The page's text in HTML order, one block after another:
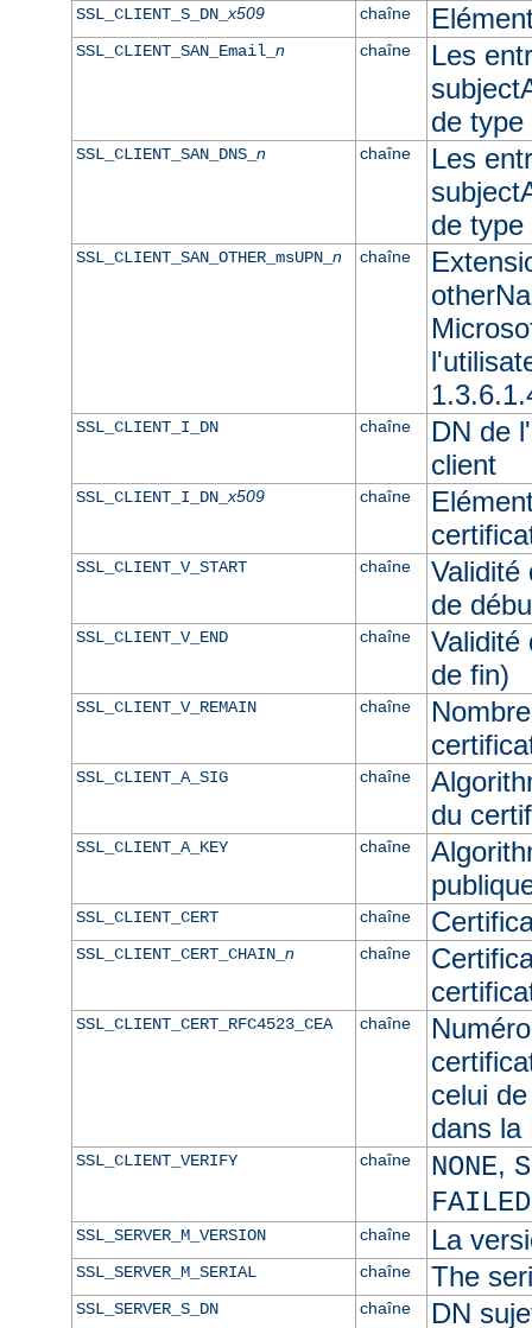
SSL_CLIENT_S_DN_x509 chaîne
SSL_CLIENT_SAN_Email_ n chaîne
Les
de type
SSL_CLIENT_SAN_DNS_ n chaîne
Les
de type
SSL_CLIENT_SAN_OTHER_msUPN_ n chaîne
SSL_CLIENT_I_DN chaîne
DN de
client
SSL_CLIENT_I_DN_x509 chaîne
SSL_CLIENT_V_START chaîne
Validité
de
SSL_CLIENT_V_END chaîne
Validité
de fin)
SSL_CLIENT_V_REMAIN chaîne
SSL_CLIENT_A_SIG chaîne
du
SSL_CLIENT_A_KEY chaîne
SSL_CLIENT_CERT chaîne
SSL_CLIENT_CERT_CHAIN_ n chaîne
SSL_CLIENT_CERT_RFC4523_CEA chaîne
celui
dans la
SSL_CLIENT_VERIFY chaîne NONE,
SSL_SERVER_M_VERSION chaîne La
SSL_SERVER_M_SERIAL chaîne The
SSL_SERVER_S_DN chaîne DN